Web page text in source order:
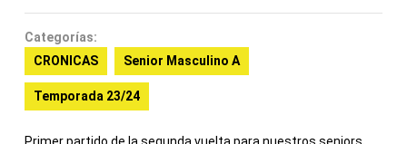
Categorías:
CRONICAS
Senior Masculino A
Temporada 23/24
Primer partido de la segunda vuelta para nuestros seniors,